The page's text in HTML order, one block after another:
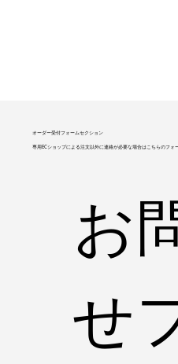
オーダー受付フォームセクション
専用ECショップによる注文以外に連絡が必要な場合はこちらのフォ
お
せ